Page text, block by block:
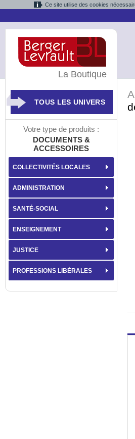
Ce site utilise des cookies
La Boutique
TOUS LES UNIVERS
Votre type de produits :
DOCUMENTS &
ACCESSOIRES
COLLECTIVITÉS LOCALES
ADMINISTRATION
SANTÉ-SOCIAL
ENSEIGNEMENT
JUSTICE
PROFESSIONS LIBÉRALES